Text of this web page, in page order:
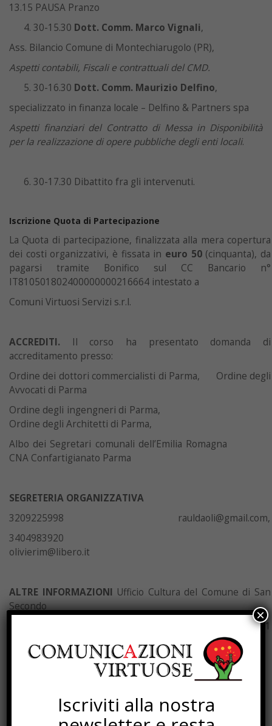
13.15 PAUSA Pranzo
30-15.30 Dott. Comm. Marco Vignali,
Ass. Bilancio Comune di Montechiarugolo (PR),
Aspetti contabili, Fiscali e contrattuali del CMD.
30-16.30 Dott. Comm. Maurizio Delfino,
specializzato in finanza locale – Delfino & Partners spa
Aspetti finanziari del Contratto di Messa in Disponibilità
per la realizzazione di opere pubbliche degli enti locali.
30-17.30 Dibattito fra gli intervenuti.
Iscrizione Quota di Partecipazione
La Quota di partecipazione, finalizzata alla mera copertura
dei costi organizzativi, è fissata in euro 50(cinquanta), da
pagarsi tramite Bonifico sul CC Bancario n°
IT810501802400000000216664 intestato a
Comuni Virtuosi Servizi s.r.l.
ACCREDITI.
Il corso ha presentato domanda di
accreditamento presso:
Ordine dei dottori commercialisti di Parma, Ordine degli
Avvocati di Parma
Ordine degli ingengneri di Parma,
Ordine degli Architetti di Parma,
Albo dei Segretari comunali dell’Emilia Romagna
CNA Confartigianato Parma
SEGRETERIA ORGANIZZATIVA
3209225998 rauldaoli@gmail.com,
3404983920
olivierim@libero.it
ALTRE INFORMAZIONI Ufficio Cultura del Comune di San
Secondo
tel. 0521
Iscriviti alla nostra
×